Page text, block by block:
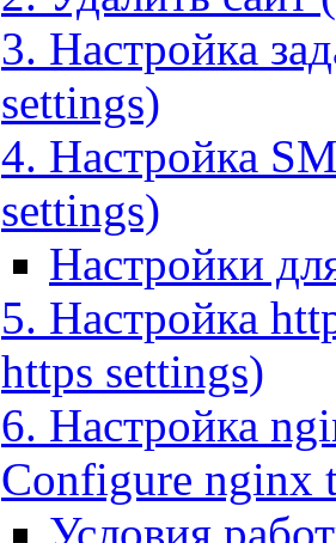
3. Настройка
settings)
4. Настройка
settings)
Настройки
5. Настройка
https settings)
6. Настройка
Configure nginx